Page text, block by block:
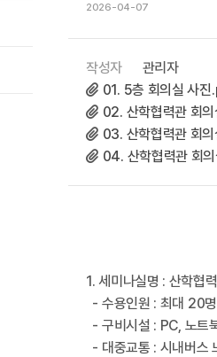
2026-04-07
작성자
관리자
01. 5층 회의실 사
02. 산학협력관 회
03. 산학협력관 회
04. 산학협력관 회
1. 세미나실명 : 산학협
- 수용인원 : 최대 20명
- 구비시설 : PC, 노트
- 대중교통 : 시내 버스